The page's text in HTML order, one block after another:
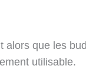
alors que les
utilisable.